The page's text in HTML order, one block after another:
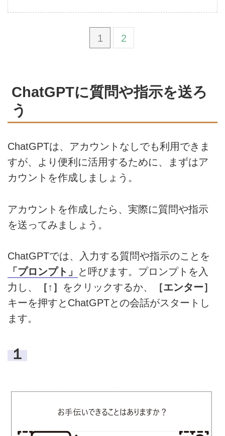
1 2
ChatGPTに質問や指示を送ろ
う
ChatGPTは、アカウントなしでも利用できま
すが、より便利に活用するために、まずはア
カウントを作成しましょう。
アカウントを作成したら、実際に質問や指示
を送ってみましょう。
ChatGPTでは、入力する質問や指示のことを
「プロンプト」
と呼びます。プロンプトを入
力し、
［↑］ をクリックするか、
［エンター］
キーを押すとChatGPTとの会話がスタートし
ます。
１